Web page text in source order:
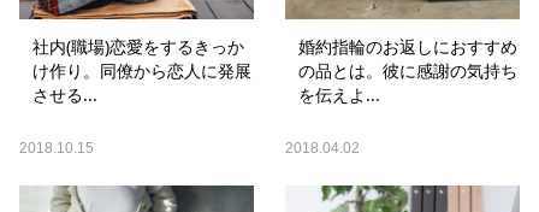
社内(職場)恋愛をするきっか
け作り。同僚から恋人に発展
させる...
2018.10.15
婚約指輪のお返しにおすすめ
の品とは。彼に感謝の気持ち
を伝えよ...
2018.04.02